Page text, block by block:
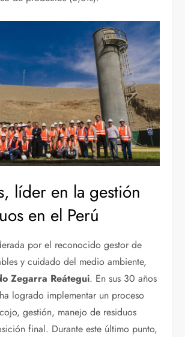
líder en la gestión
en el Perú
por el reconocido gestor de
y cuidado del medio ambiente,
Zegarra Reátegui. En sus 30 años
logrado implementar un proceso
gestión, manejo de residuos
final. Durante este último punto,